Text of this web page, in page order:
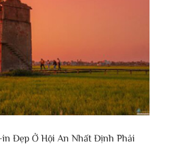
Đẹp Ở Hội An Nhất Định Phải
TWIN
view / 40m2 / Balcony / Bathtub
TWIN
view / 40m2 / Balcony / Bathtub